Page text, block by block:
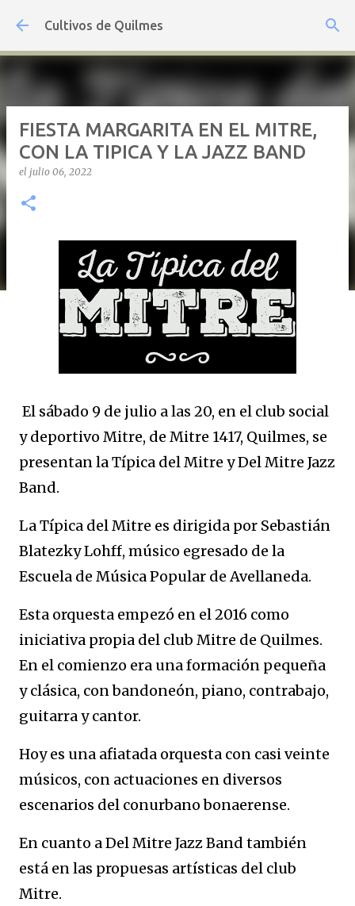
Ir al contenido principal
Cultivos de Quilmes
FIESTA MARGARITA EN EL MITRE,
CON LA TIPICA Y LA JAZZ BAND
el julio 06, 2022
El sábado 9 de julio a las 20, en el club social
y deportivo Mitre, de Mitre 1417, Quilmes, se
presentan la Típica del Mitre y Del Mitre Jazz
Band.
La Típica del Mitre es dirigida por Sebastián
Blatezky Lohff, músico egresado de la
Escuela de Música Popular de Avellaneda.
Esta orquesta empezó en el 2016 como
iniciativa propia del club Mitre de Quilmes.
En el comienzo era una formación pequeña
y clásica, con bandoneón, piano, contrabajo,
guitarra y cantor.
Hoy es una afiatada orquesta con casi veinte
músicos, con actuaciones en diversos
escenarios del conurbano bonaerense.
En cuanto a Del Mitre Jazz Band también
está en las propuesas artísticas del club
Mitre.